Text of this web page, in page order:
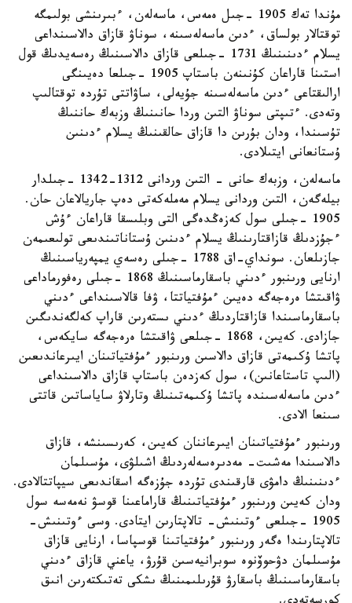
مۇندا تەك 1905 -جىل ەمەس، ماسەلەن، ءبىرىنشى بولىمگە
توقتالار بولساق، ءدىن ماسەلەسىنە، سوناۋ قازاق دالاسىنداعى
يسلام ءدىنىنىڭ 1731 -جىلعى قازاق دالاسىنىڭ رەسەيدىڭ قول
استىنا قاراعان كۇنىنەن باستاپ 1905 -جىلعا دەيىنگى
ارالىقتاعى ءدىن ماسەلەسىنە جۇيەلى، ساۋاتتى تۇردە توقتالىپ
وتەدى. ءتىپتى سوناۋ التىن وردا حانىنىڭ وزبەك حاننىڭ
تۇسىندا، ودان بۇرىن دا قازاق حالقىنىڭ يسلام ءدىنىن
ۇستانعانى ايتىلادى.
ماسەلەن، وزبەك حانى - التىن وردانى 1312-1342 -جىلدار
بيلەگەن، التىن وردانى يسلام مەملەكەتى دەپ جاريالاعان حان.
1905 -جىلى سول كەزەڭدەگى التى وبلىسقا قاراعان ءۇش
ءجۇزدىڭ قازاقتارىنىڭ يسلام ءدىنىن ۇستاناتىندىعى تولىعىمەن
جازىلعان. سونداي-اق 1788 -جىلى رەسەي يمپەرياسىنىڭ
ارنايى ورىنبور ءدىني باسقارماسىنىڭ 1868 -جىلى رەفورماداعى
ۋاقىتشا ەرەجەگە دەيىن ءمۇفتياتتا، ۋفا قالاسىنداعى ءدىني
باسقارماسىندا قازاقتاردىڭ ءدىني ىستەرىن قاراپ كەلگەندىگىن
جازادى. كەيىن، 1868 -جىلعى ۋاقىتشا ەرەجەگە سايكەس،
پاتشا ۇكىمەتى قازاق دالاسىن ورىنبور ءمۇفتياتىنان ايىرعاندىعىن
(الىپ تاستاعانىن)، سول كەزدەن باستاپ قازاق دالاسىنداعى
ءدىن ماسەلەسىندە پاتشا ۇكىمەتىنىڭ وتارلاۋ ساياساتىن قاتتى
سىنعا الادى.
ورىنبور ءمۇفتياتىنان ايىرعاننان كەيىن، كەرىسىنشە، قازاق
دالاسىندا مەشىت- مەدىرەسەلەردىڭ اشىلۋى، مۇسىلمان
ءدىنىنىڭ دامۋى قارقىندى تۇردە جۇزەگە اسقاندىعى سيپاتتالادى.
ودان كەيىن ورىنبور ءمۇفتياتىنىڭ قاراماعىنا قوسۋ نەمەسە سول
1905 -جىلعى ءوتىنىش- تالاپتارىن ايتادى. وسى ءوتىنىش-
تالاپتارىندا ەگەر ورىنبور ءمۇفتياتىنا قوسپاسا، ارنايى قازاق
مۇسىلمان دۋحوۆنوە سوبرانيەسىن قۇرۋ، ياعني قازاق ءدىني
باسقارماسىنىڭ باسقارۋ قۇرىلىمىنىڭ ىشكى تەتىكتەرىن انىق